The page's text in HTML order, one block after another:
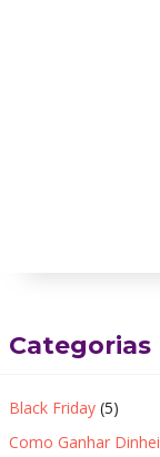
Categorias
Black Friday(5)
Como Ganhar